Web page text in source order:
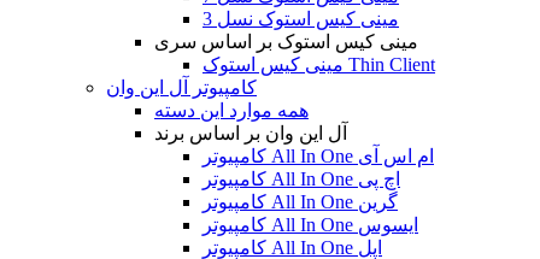
مینی کیس استوک نسل 3
مینی کیس استوک بر اساس سری
مینی کیس استوک Thin Client
کامپیوتر آل این وان
همه موارد این دسته
آل این وان بر اساس برند
کامپیوتر All In One ام اس آی
کامپیوتر All In One اچ پی
کامپیوتر All In One گرین
کامپیوتر All In One ایسوس
کامپیوتر All In One اپل